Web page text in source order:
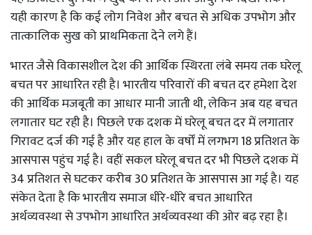
यही कारण है कि कई लोग निवेश और बचत से अधिक उपभोग और
तात्कालिक सुख को प्राथमिकता देने लगे हैं।
भारत जैसे विकासशील देश की आर्थिक स्थिरता लंबे समय तक घरेलू
बचत पर आधारित रही है। भारतीय परिवारों की बचत दर हमेशा देश
की आर्थिक मजबूती का आधार मानी जाती थी, लेकिन अब यह बचत
लगातार घट रही है। पिछले एक दशक में घरेलू बचत दर में लगातार
गिरावट दर्ज की गई है और यह हाल के वर्षों में लगभग 18 प्रतिशत के
आसपास पहुंच गई है। वहीं सकल घरेलू बचत दर भी पिछले दशक में
34 प्रतिशत से घटकर करीब 30 प्रतिशत के आसपास आ गई है। यह
संकेत देता है कि भारतीय समाज धीरे-धीरे बचत आधारित
अर्थव्यवस्था से उपभोग आधारित अर्थव्यवस्था की ओर बढ़ रहा है।